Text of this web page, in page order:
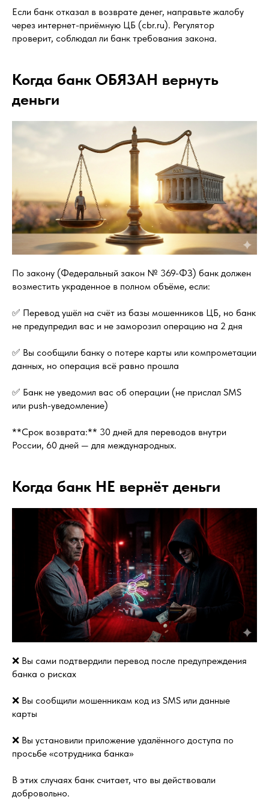
Если банк отказал в возврате денег, направьте жалобу
через интернет-приёмную ЦБ (cbr.ru). Регулятор
проверит, соблюдал ли банк требования закона.
Когда банк ОБЯЗАН вернуть
деньги
По закону (Федеральный закон № 369-ФЗ) банк должен
возместить украденное в полном объёме, если:
✅ Перевод ушёл на счёт из базы мошенников ЦБ, но банк
не предупредил вас и не заморозил операцию на 2 дня
✅ Вы сообщили банку о потере карты или компрометации
данных, но операция всё равно прошла
✅ Банк не уведомил вас об операции (не прислал SMS
или push-уведомление)
**Срок возврата:** 30 дней для переводов внутри
России, 60 дней — для международных.
Когда банк НЕ вернёт деньги
❌ Вы сами подтвердили перевод после предупреждения
банка о рисках
❌ Вы сообщили мошенникам код из SMS или данные
карты
❌ Вы установили приложение удалённого доступа по
просьбе «сотрудника банка»
В этих случаях банк считает, что вы действовали
добровольно.